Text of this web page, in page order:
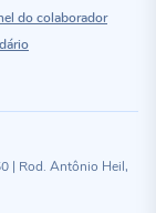
do colaborador
| Rod. Antônio Heil,